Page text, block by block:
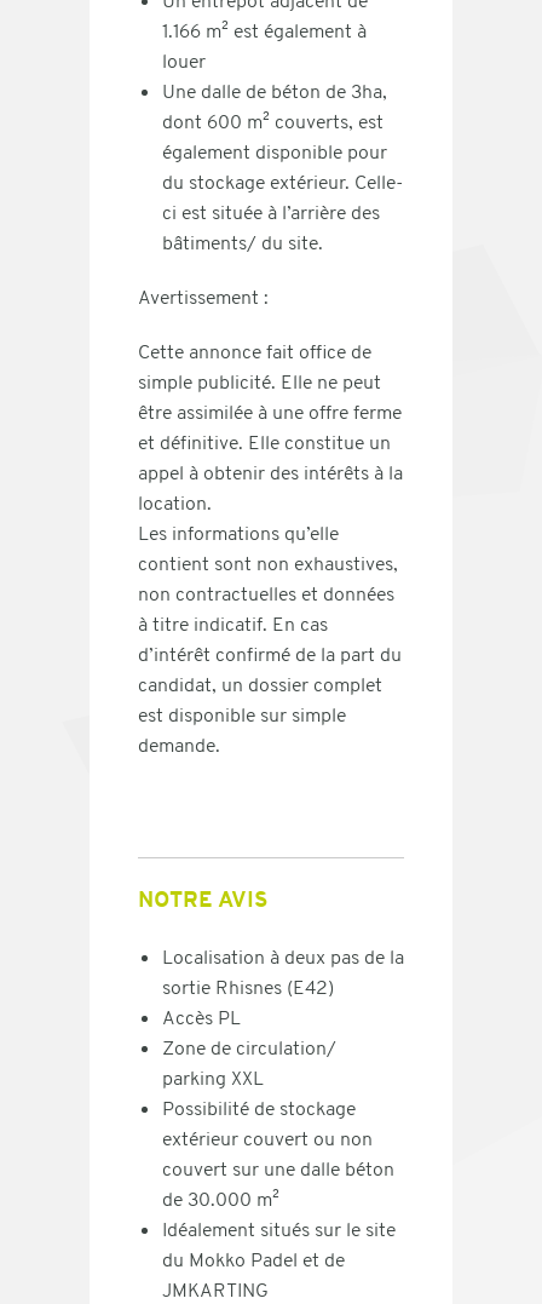
1.166 m² est également à
louer
Une dalle de béton de 3ha,
dont 600 m² couverts, est
également disponible pour
du stockage extérieur. Celle-
ci est située à l’arrière des
bâtiments/ du site.
Avertissement :
Cette annonce fait office de
simple publicité. Elle ne peut
être assimilée à une offre ferme
et définitive. Elle constitue un
appel à obtenir des intérêts à la
location.
Les informations qu’elle
contient sont non exhaustives,
non contractuelles et données
à titre indicatif. En cas
d’intérêt confirmé de la part du
candidat, un dossier complet
est disponible sur simple
demande.
NOTRE AVIS
Localisation à deux pas de la
sortie Rhisnes (E42)
Accès PL
Zone de circulation/
parking XXL
Possibilité de stockage
extérieur couvert ou non
couvert sur une dalle béton
de 30.000 m²
Idéalement situés sur le site
du Mokko Padel et de
JMKARTING